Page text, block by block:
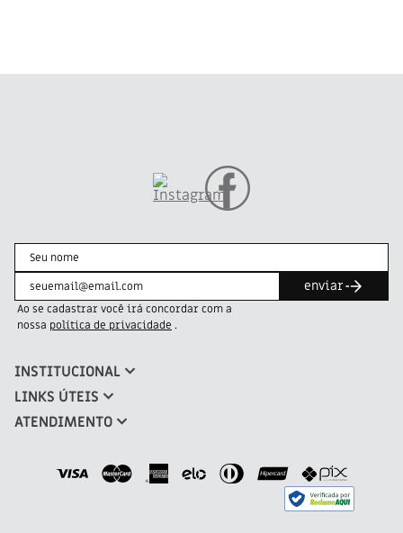
enviar
Ao se cadastrar você irá concordar com a
nossa política de privacidade .
INSTITUCIONAL
Sobre a Elbo
Grupo Adcos
Blog
LINKS ÚTEIS
Perguntas frequentes
Política de Cashback
Termos e condições
ATENDIMENTO
(27) 99834-8539